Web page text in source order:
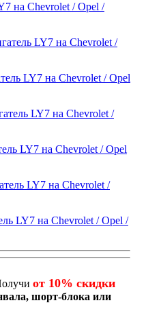
на Chevrolet / Opel /
LY7 на Chevrolet / Opel
LY7 на Chevrolet / Opel
LY7 на Chevrolet / Opel /
от 10% скидки
шорт-блока или